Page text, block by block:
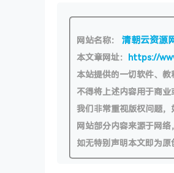
网站名称： 清朝云资源
本文章网址： https://
本站提供的一切软件、教
不得将上述内容用于商
我们非常重视版权问题，
网站部分内容来源于网
如无特别声明本文即为